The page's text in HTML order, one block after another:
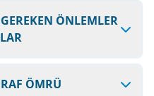
ÖNLEMLER
ÖMRÜ